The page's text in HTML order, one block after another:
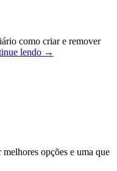
como criar e remover
lendo Tmux
→
opções e uma que